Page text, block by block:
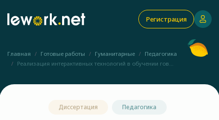
Регистрация
Главная Готовые работы Гуманитарные
Педагогика
Реализация интерактивных технологий в обучении гов...
Диссертация Педагогика